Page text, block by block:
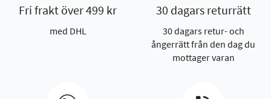
Fri frakt över 499 kr
med DHL
30 dagars returrätt
30 dagars retur- och
ångerrätt från den dag du
mottager varan